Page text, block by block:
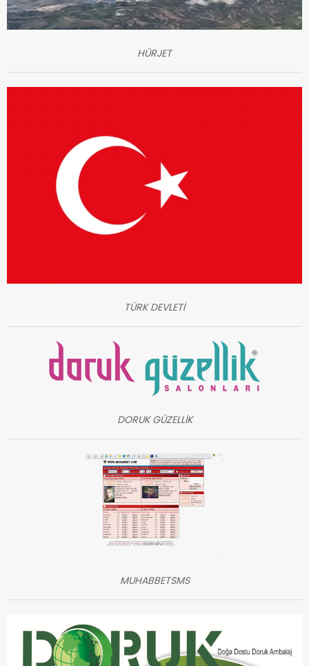
HÜRJET
TÜRK DEVLETİ
DORUK GÜZELLİK
MUHABBETSMS